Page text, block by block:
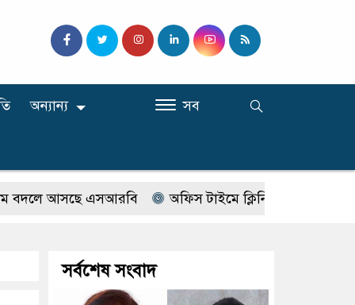
অন্যান্য সব
আসছে এসআরবি অফিস টাইমে ক্লিনিকে রোগী দেখছিলেন
সর্বশেষ সংবাদ